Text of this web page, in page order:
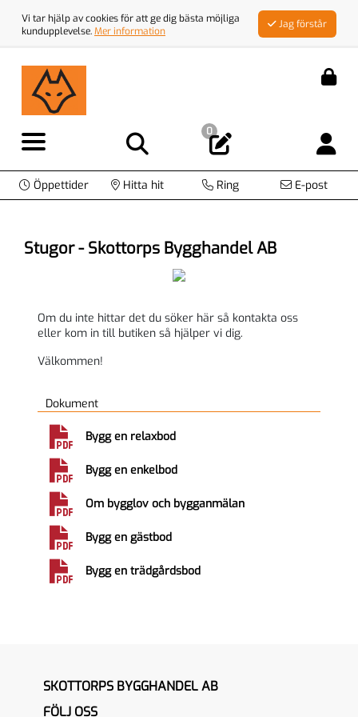
Vi tar hjälp av cookies för att ge dig bästa möjliga
kundupplevelse.Mer information
Jag förstår
0
Öppettider Hitta hit Ring E-post
Stugor - Skottorps Bygghandel AB
Om du inte hittar det du söker här så kontakta oss
eller kom in till butiken så hjälper vi dig.
Välkommen!
Dokument
Bygg en relaxbod
Bygg en enkelbod
Om bygglov och bygganmälan
Bygg en gästbod
Bygg en trädgårdsbod
SKOTTORPS BYGGHANDEL AB
FÖLJ OSS